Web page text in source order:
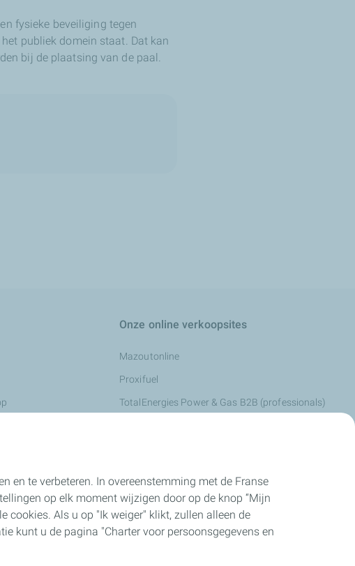
fysieke beveiliging tegen
publiek domein staat. Dat kan
bij de plaatsing van de paal.
Onze online verkoopsites
Mazoutonline
Proxifuel
TotalEnergies Power & Gas B2B (professionals)
en te verbeteren. In overeenstemming met de Franse
op elk moment wijzigen door op de knop “Mijn
cookies. Als u op "Ik weiger" klikt, zullen alleen de
kunt u de pagina "Charter voor persoonsgegevens en